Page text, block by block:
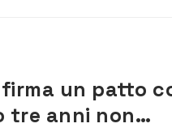
un patto
tre anni non